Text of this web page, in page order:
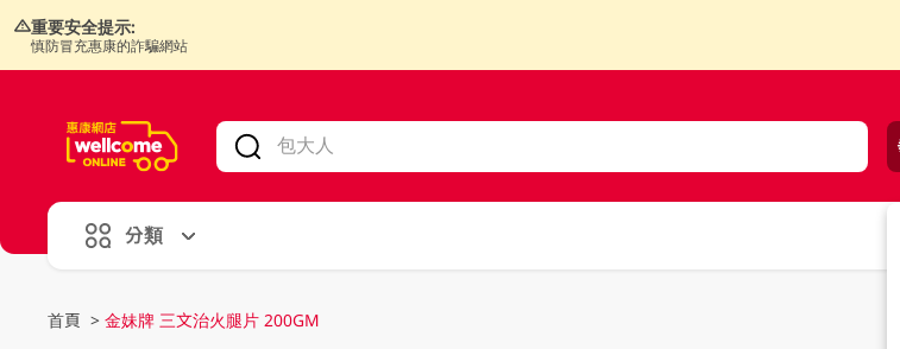
重要安全提示:
慎防冒充惠康的詐騙網站
分類
首頁 > 金妹牌 三文治火腿片 200GM